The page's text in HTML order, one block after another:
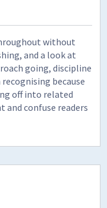
without
and a look at
going, discipline
because
off into related
confuse readers